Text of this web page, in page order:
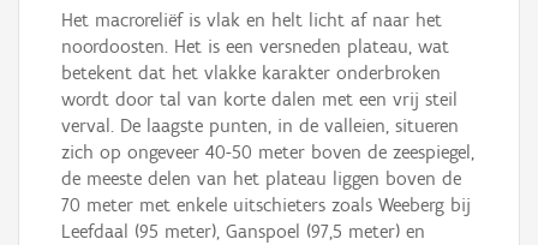
Het macroreliëf is vlak en helt licht af naar het
noordoosten. Het is een versneden plateau, wat
betekent dat het vlakke karakter onderbroken
wordt door tal van korte dalen met een vrij steil
verval. De laagste punten, in de valleien, situeren
zich op ongeveer 40-50 meter boven de zeespiegel,
de meeste delen van het plateau liggen boven de
70 meter met enkele uitschieters zoals Weeberg bij
Leefdaal (95 meter), Ganspoel (97,5 meter) en